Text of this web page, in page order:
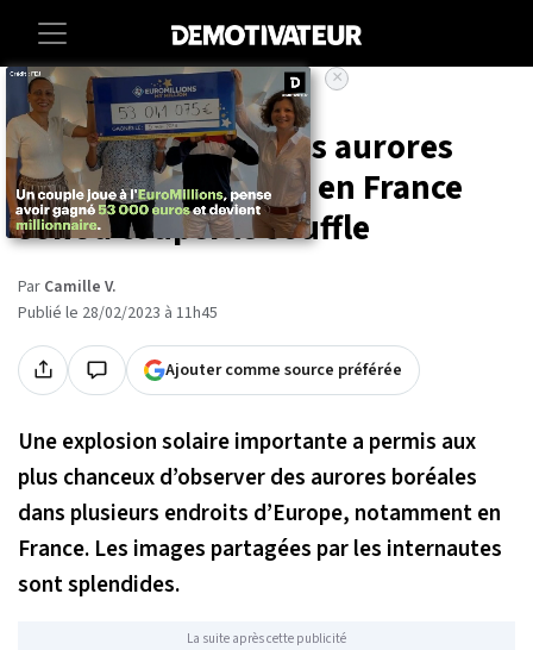
Accueil Sciences
Ces photos des rares aurores
boréales observées en France
sont à couper le souffle
Par Camille V.
Publié le 28/02/2023 à 11h45
Ajouter comme source préférée
Une explosion solaire importante a permis aux
plus chanceux d’observer des aurores boréales
dans plusieurs endroits d’Europe, notamment en
France. Les images partagées par les internautes
sont splendides.
La suite après cette publicité
×